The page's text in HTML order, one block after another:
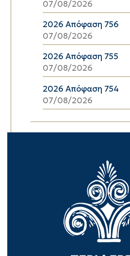
07/08/2026
2026 Απόφαση 756
07/08/2026
2026 Απόφαση 755
07/08/2026
2026 Απόφαση 754
07/08/2026